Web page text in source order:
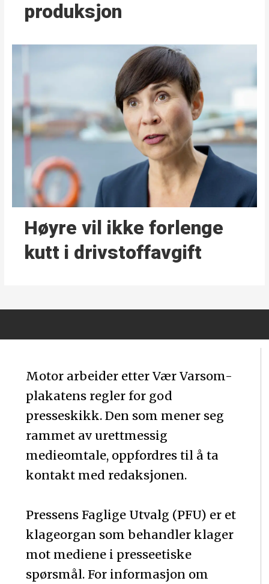
produksjon
Høyre vil ikke forlenge
kutt i drivstoffavgift
Motor arbeider etter Vær Varsom-
plakatens regler for god
presseskikk. Den som mener seg
rammet av urettmessig
medieomtale, oppfordres til å ta
kontakt med redaksjonen.
Pressens Faglige Utvalg (PFU) er et
klageorgan som behandler klager
mot mediene i presseetiske
spørsmål. For informasjon om